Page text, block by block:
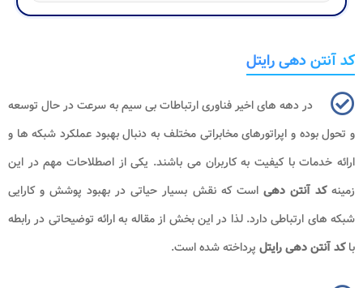
کد آنتن دهی رایتل
در دهه ‌های اخیر فناوری ارتباطات بی ‌سیم به سرعت در حال توسعه
و تحول بوده و اپراتورهای مخابراتی مختلف به دنبال بهبود عملکرد شبکه ‌ها و
ارائه خدمات با کیفیت به کاربران می ‌باشند. یکی از اصطلاحات مهم در این
زمینهکد آنتن دهیاست که نقش بسیار حیاتی در بهبود پوشش و کارایی
شبکه ‌های ارتباطی دارد. لذا در این بخش از مقاله به ارائه توضیحاتی در رابطه
باکد آنتن دهی رایتل پرداخته شده است.